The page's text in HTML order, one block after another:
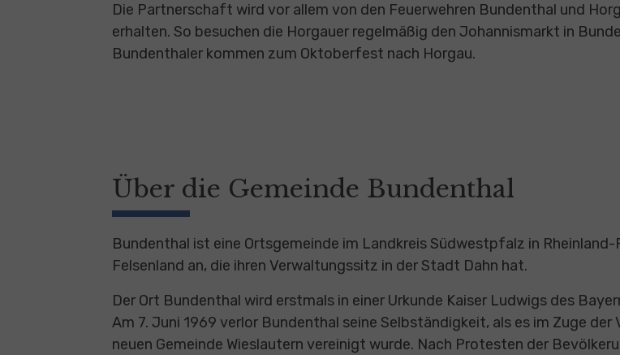
Die Partnerschaft wird vor allem von den Feuerwehren Bundenthal und
erhalten. So besuchen die Horgauer regelmäßig den Johannismarkt in
Bundenthaler kommen zum Oktoberfest nach Horgau.
Über die Gemeinde Bundenthal
Bundenthal ist eine Ortsgemeinde im Landkreis Südwestpfalz in
Felsenland an, die ihren Verwaltungssitz in der Stadt Dahn hat.
Der Ort Bundenthal wird erstmals in einer Urkunde Kaiser Ludwigs des
Am 7. Juni 1969 verlor Bundenthal seine Selbständigkeit, als es im Zuge
neuen Gemeinde Wieslautern vereinigt wurde. Nach Protesten der